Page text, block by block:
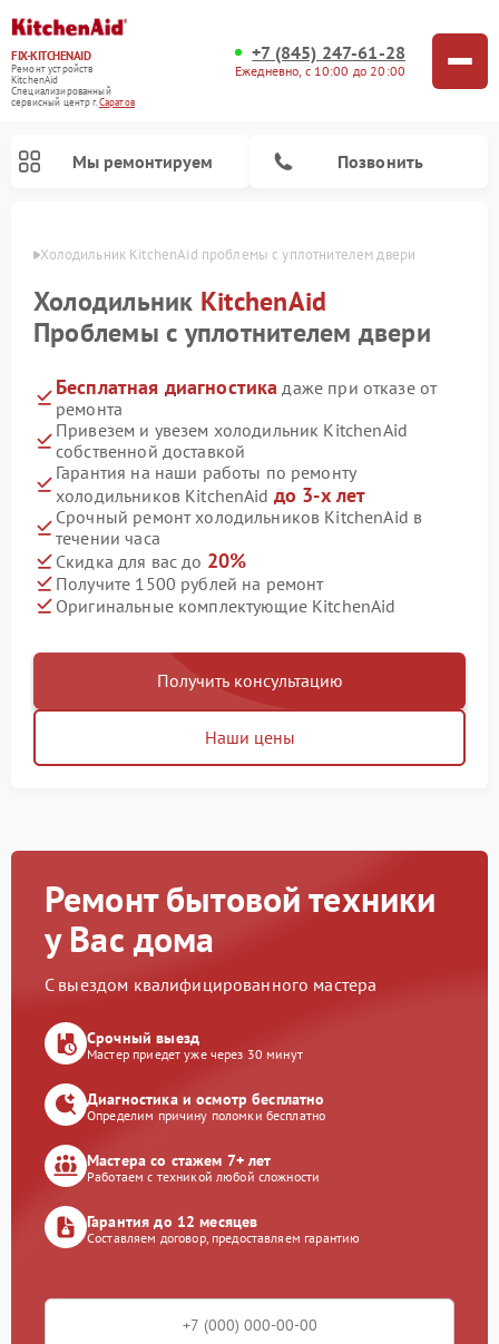
FIX-KITCHENAID
Ремонт устройств
KitchenAid
Специализированный
cервисный центр г.Саратов
+7 (845) 247-61-28
Ежедневно, с 10:00 до 20:00
Мы ремонтируем Позвонить
Холодильник KitchenAid проблемы с уплотнителем двери
Холодильник KitchenAid
Проблемы с уплотнителем двери
Бесплатная диагностика даже при отказе от
ремонта
Привезем и увезем холодильник KitchenAid
собственной доставкой
Гарантия на наши работы по ремонту
холодильников KitchenAid до 3-х лет
Срочный ремонт холодильников KitchenAid в
течении часа
Скидка для вас до 20%
Получите 1500 рублей на ремонт
Оригинальные комплектующие KitchenAid
Получить консультацию
Наши цены
Ремонт бытовой техники
у Вас дома
С выездом квалифицированного мастера
Срочный выезд
Мастер приедет уже через 30 минут
Диагностика и осмотр бесплатно
Определим причину поломки бесплатно
Мастера со стажем 7+ лет
Работаем с техникой любой сложности
Гарантия до 12 месяцев
Составляем договор, предоставляем гарантию